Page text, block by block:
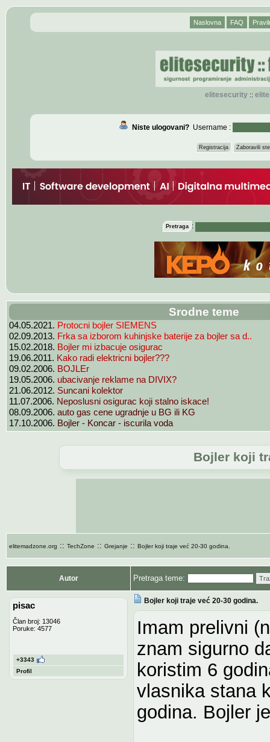
Naslovna FAQ
elitesecurity::
Niste ulogovani?Username :
Registracija Zaboravili
Pretraga :
Srodne teme
04.05.2021. Protocni bojler SIEMENS
02.09.2013. Frka sa izborom kuhinjske baterije za bojler sa d..
15.02.2018. Bojler mi izbacuje osigurac
19.06.2011. Kako radi elektricni bojler???
09.02.2006. BOJLEr
19.05.2006. ubacivanje reklame na DIVIX?
21.06.2012. Suncani kolektor
11.07.2006. Neposlusni osigurac koji stalno iskace!
08.09.2006. auto gas cene ugradnje u BG ili KG
17.10.2006. Bojler - Koncar - iscurila voda
Bojler koji
elitemadzone.org :: TechZone :: Grejanje :: Bojler koji traje već 20-30 godina.
Autor Pretraga teme:
pisac
Član broj: 13046
Poruke: 4577
+3343
Profil
Bojler koji traje već 20-30 godina.
Imam prelivni
znam sigurno
koristim 6
vlasnika stana
godina. Bojler